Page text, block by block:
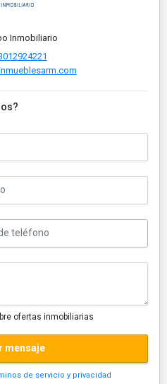
Inmobiliario
ofertas inmobiliarias
mensaje
de servicio y privacidad